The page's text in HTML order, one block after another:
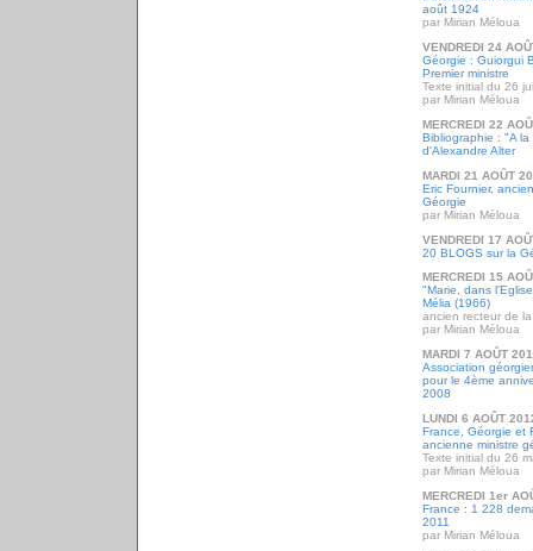
août 1924
par Mirian Méloua
VENDREDI 24
Géorgie : Guiorgui
Premier ministre
Texte initial du 26
par Mirian Méloua
MERCREDI 22
Bibliographie : "A
d'Alexandre Alter
MARDI 21 AOÛT
Eric Fournier,
Géorgie
par Mirian Méloua
VENDREDI 17
20 BLOGS sur la
MERCREDI 15
"Marie, dans
Mélia (1966)
ancien recteur de
par Mirian Méloua
MARDI 7 AOÛT
Association
pour le 4ème
2008
LUNDI 6 AOÛT
France, Géorgie et
ancienne ministre
Texte initial du 26
par Mirian Méloua
MERCREDI 1er
France : 1 228
2011
par Mirian Méloua